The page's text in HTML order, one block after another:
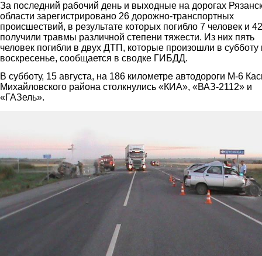
За последний рабочий день и выходные на дорогах
области зарегистрировано 26 дорожно-транспортных
происшествий, в результате которых погибло 7 человек и 42
получили травмы различной степени тяжести. Из них пять
человек погибли в двух ДТП, которые произошли в субботу
воскресенье, сообщается в сводке ГИБДД.
В субботу, 15 августа, на 186 километре автодороги М-6
Михайловского района столкнулись «КИА», «ВАЗ-2112» и
«ГАЗель».